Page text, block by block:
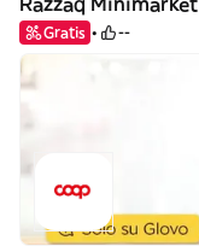
Gratis --